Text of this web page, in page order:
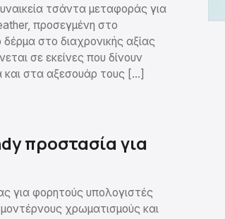
τσάντα μεταφοράς για
προσεγμένη στο
στο διαχρονικής αξίας
σε εκείνες που δίνουν
στα αξεσουάρ τους […]
προστασία για
για φορητούς υπολογιστές
χρωματισμούς και